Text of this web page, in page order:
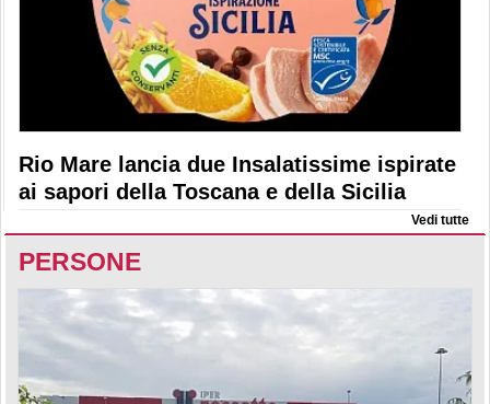
Rio Mare lancia due Insalatissime ispirate
ai sapori della Toscana e della Sicilia
Vedi tutte
PERSONE